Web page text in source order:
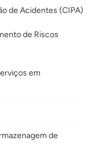
de Acidentes (CIPA)
de Riscos
em
de